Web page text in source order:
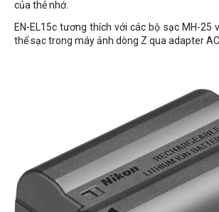
của thẻ nhớ.
EN-EL15c tương thích với các bộ sạc MH-25
thể sạc trong máy ảnh dòng Z qua adapter AC